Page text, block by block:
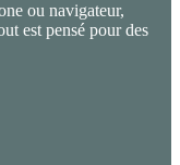
ou navigateur,
est pensé pour des